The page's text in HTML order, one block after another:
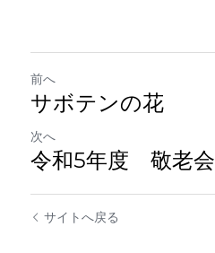
前へ
サボテンの花
次へ
令和5年度 敬老会
サイトへ戻る